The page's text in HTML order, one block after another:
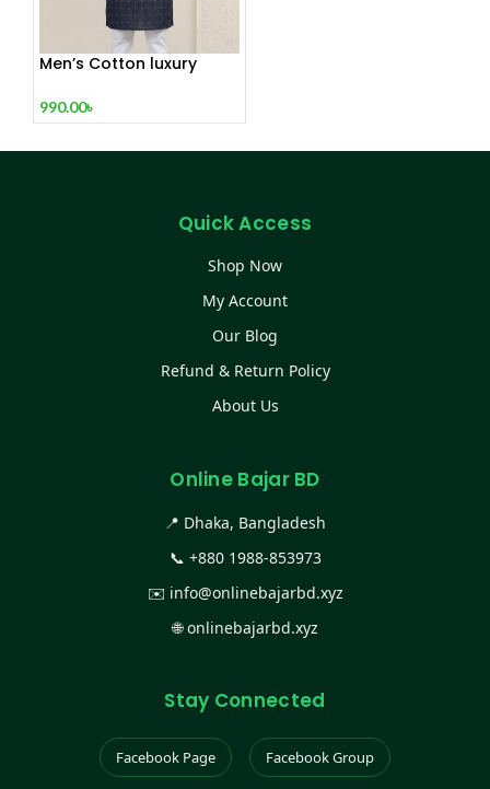
Men’s Cotton luxury
990.00৳
Quick Access
Shop Now
My Account
Our Blog
Refund & Return Policy
About Us
Online Bajar BD
📍 Dhaka, Bangladesh
📞 +880 1988-853973
✉️ info@onlinebajarbd.xyz
🌐onlinebajarbd.xyz
Stay Connected
Facebook Page Facebook Group